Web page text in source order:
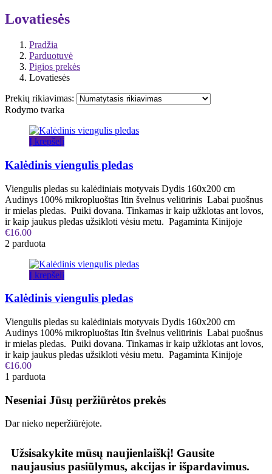
Lovatiesės
Pradžia
Parduotuvė
Pigios prekės
Lovatiesės
Prekių rikiavimas:
Rodymo tvarka
Į krepšelį
Kalėdinis viengulis pledas
Viengulis pledas su kalėdiniais motyvais Dydis 160x200 cm
Audinys 100% mikropluoštas Itin švelnus veliūrinis Labai puošnus
ir mielas pledas. Puiki dovana. Tinkamas ir kaip užklotas ant lovos,
ir kaip jaukus pledas užsikloti vėsiu metu. Pagaminta Kinijoje
€16.00
2 parduota
Į krepšelį
Kalėdinis viengulis pledas
Viengulis pledas su kalėdiniais motyvais Dydis 160x200 cm
Audinys 100% mikropluoštas Itin švelnus veliūrinis Labai puošnus
ir mielas pledas. Puiki dovana. Tinkamas ir kaip užklotas ant lovos,
ir kaip jaukus pledas užsikloti vėsiu metu. Pagaminta Kinijoje
€16.00
1 parduota
Neseniai Jūsų peržiūrėtos prekės
Dar nieko neperžiūrėjote.
Užsisakykite mūsų naujienlaiškį! Gausite
naujausius pasiūlymus, akcijas ir išpardavimus.